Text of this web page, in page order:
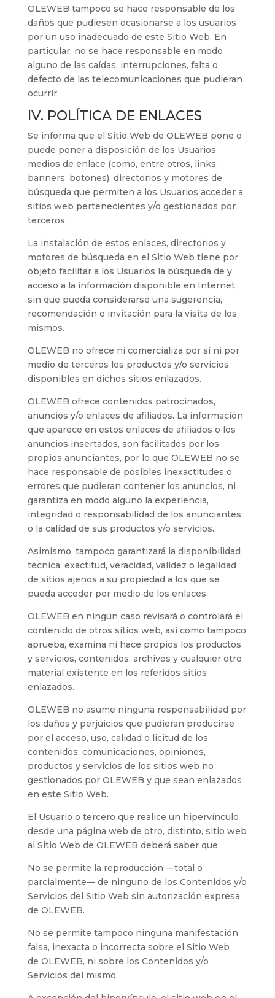
OLEWEB tampoco se hace responsable de los
daños que pudiesen ocasionarse a los usuarios
por un uso inadecuado de este Sitio Web. En
particular, no se hace responsable en modo
alguno de las caídas, interrupciones, falta o
defecto de las telecomunicaciones que pudieran
ocurrir.
IV. POLÍTICA DE ENLACES
Se informa que el Sitio Web de OLEWEB pone o
puede poner a disposición de los Usuarios
medios de enlace (como, entre otros, links,
banners, botones), directorios y motores de
búsqueda que permiten a los Usuarios acceder a
sitios web pertenecientes y/o gestionados por
terceros.
La instalación de estos enlaces, directorios y
motores de búsqueda en el Sitio Web tiene por
objeto facilitar a los Usuarios la búsqueda de y
acceso a la información disponible en Internet,
sin que pueda considerarse una sugerencia,
recomendación o invitación para la visita de los
mismos.
OLEWEB no ofrece ni comercializa por sí ni por
medio de terceros los productos y/o servicios
disponibles en dichos sitios enlazados.
OLEWEB ofrece contenidos patrocinados,
anuncios y/o enlaces de afiliados. La información
que aparece en estos enlaces de afiliados o los
anuncios insertados, son facilitados por los
propios anunciantes, por lo que OLEWEB no se
hace responsable de posibles inexactitudes o
errores que pudieran contener los anuncios, ni
garantiza en modo alguno la experiencia,
integridad o responsabilidad de los anunciantes
o la calidad de sus productos y/o servicios.
Asimismo, tampoco garantizará la disponibilidad
técnica, exactitud, veracidad, validez o legalidad
de sitios ajenos a su propiedad a los que se
pueda acceder por medio de los enlaces.
OLEWEB en ningún caso revisará o controlará el
contenido de otros sitios web, así como tampoco
aprueba, examina ni hace propios los productos
y servicios, contenidos, archivos y cualquier otro
material existente en los referidos sitios
enlazados.
OLEWEB no asume ninguna responsabilidad por
los daños y perjuicios que pudieran producirse
por el acceso, uso, calidad o licitud de los
contenidos, comunicaciones, opiniones,
productos y servicios de los sitios web no
gestionados por OLEWEB y que sean enlazados
en este Sitio Web.
El Usuario o tercero que realice un hipervínculo
desde una página web de otro, distinto, sitio web
al Sitio Web de OLEWEB deberá saber que:
No se permite la reproducción —total o
parcialmente— de ninguno de los Contenidos y/o
Servicios del Sitio Web sin autorización expresa
de OLEWEB.
No se permite tampoco ninguna manifestación
falsa, inexacta o incorrecta sobre el Sitio Web
de OLEWEB, ni sobre los Contenidos y/o
Servicios del mismo.